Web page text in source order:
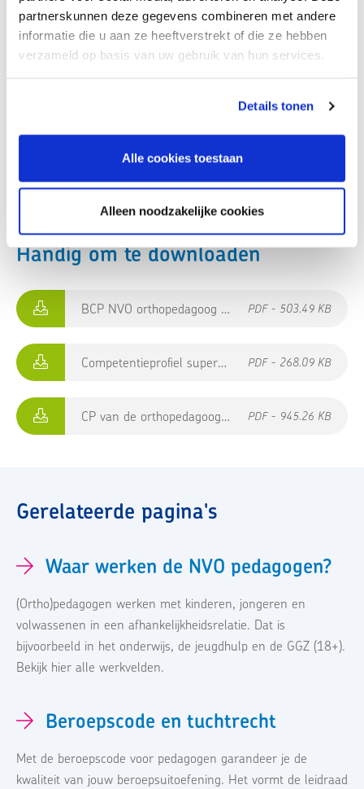
partnerskunnen deze gegevens combineren met andere
informatie die u aan ze heeftverstrekt of die ze hebben
verzameld op basis van uw gebruik van hun services.
Details tonen
Alle cookies toestaan
Alleen noodzakelijke cookies
Handig om te downloaden
BCP NVO orthopedagoog en OG PDF - 503.49 KB
Competentieprofiel supervisoren PDF - 268.09 KB
CP van de orthopedagoog/psycholoog in de ZMVB PDF - 945.26 KB
Gerelateerde pagina's
Waar werken de NVO pedagogen?
(Ortho)pedagogen werken met kinderen, jongeren en
volwassenen in een afhankelijkheidsrelatie. Dat is
bijvoorbeeld in het onderwijs, de jeugdhulp en de GGZ (18+).
Bekijk hier alle werkvelden.
Beroepscode en tuchtrecht
Met de beroepscode voor pedagogen garandeer je de
kwaliteit van jouw beroepsuitoefening. Het vormt de leidraad